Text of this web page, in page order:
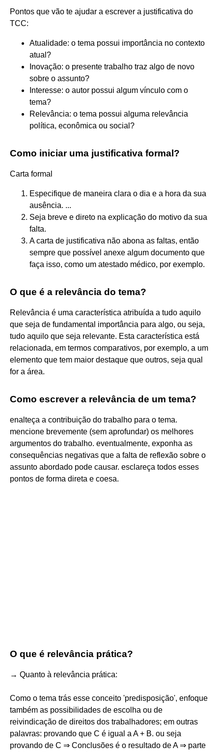
Pontos que vão te ajudar a escrever a justificativa do
TCC:
Atualidade: o tema possui importância no contexto
atual?
Inovação: o presente trabalho traz algo de novo
sobre o assunto?
Interesse: o autor possui algum vínculo com o
tema?
Relevância: o tema possui alguma relevância
política, econômica ou social?
Como iniciar uma justificativa formal?
Carta formal
Especifique de maneira clara o dia e a hora da sua
ausência. ...
Seja breve e direto na explicação do motivo da sua
falta.
A carta de justificativa não abona as faltas, então
sempre que possível anexe algum documento que
faça isso, como um atestado médico, por exemplo.
O que é a relevância do tema?
Relevância é uma característica atribuída a tudo aquilo
que seja de fundamental importância para algo, ou seja,
tudo aquilo que seja relevante. Esta característica está
relacionada, em termos comparativos, por exemplo, a um
elemento que tem maior destaque que outros, seja qual
for a área.
Como escrever a relevância de um tema?
enalteça a contribuição do trabalho para o tema.
mencione brevemente (sem aprofundar) os melhores
argumentos do trabalho. eventualmente, exponha as
consequências negativas que a falta de reflexão sobre o
assunto abordado pode causar. esclareça todos esses
pontos de forma direta e coesa.
O que é relevância prática?
→ Quanto à relevância prática:
Como o tema trás esse conceito 'predisposição', enfoque
também as possibilidades de escolha ou de
reivindicação de direitos dos trabalhadores; em outras
palavras: provando que C é igual a A + B. ou seja
provando de C ⇒ Conclusões é o resultado de A ⇒ parte